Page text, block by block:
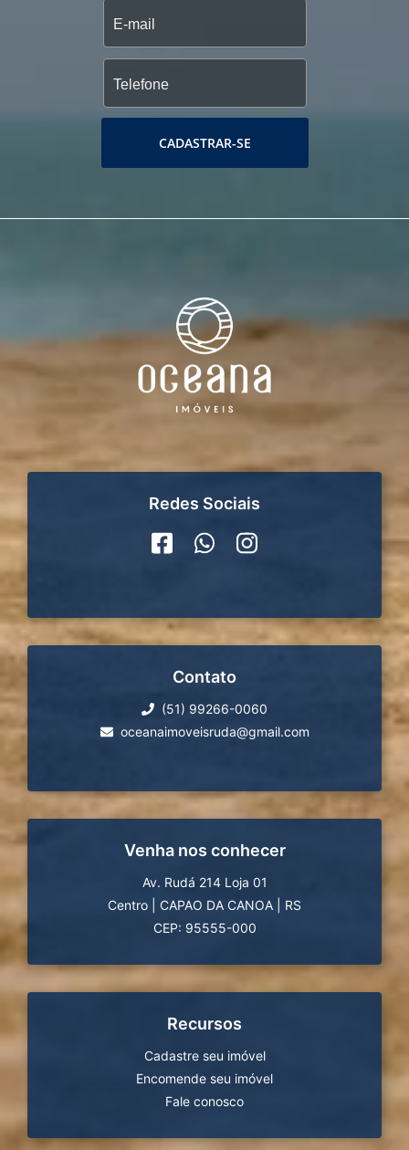
CADASTRAR-SE
Redes Sociais
Contato
(51) 99266-0060
oceanaimoveisruda@gmail.com
Venha nos conhecer
Av. Rudá 214 Loja 01
Centro
CAPAO DA CANOA
RS
CEP: 95555-000
Recursos
Cadastre seu imóvel
Encomende seu imóvel
Fale conosco